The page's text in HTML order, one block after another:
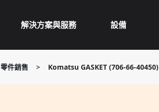
解決方案與服務 設備
零件銷售 > Komatsu GASKET (706-66-40450)